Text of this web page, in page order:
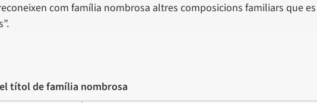
com família nombrosa altres composicions familiars que es
títol de família nombrosa